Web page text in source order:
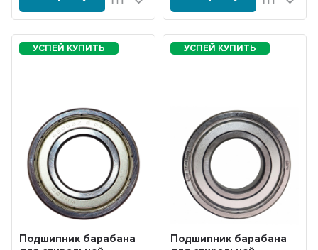
Подшипник барабана
Подшипник барабана